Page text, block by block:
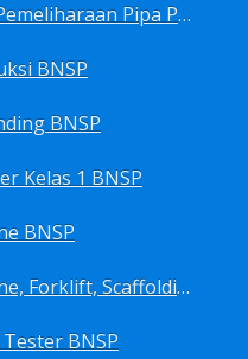
Sertifikasi Operasi Dan Pemeliharaan Pipa Penyalur BNSP
BNSP
BNSP
Kelas 1 BNSP
BNSP
Sertifikasi Operator Crane, Forklift, Scaffolding/Scaffolder, Boiler, Rigger BNSP
BNSP